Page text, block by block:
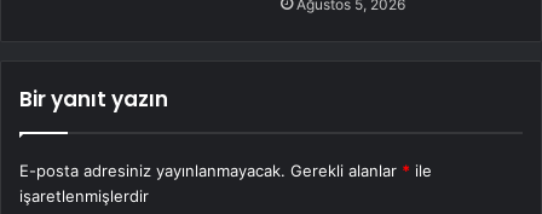
Ağustos 5, 2026
Bir yanıt yazın
E-posta adresiniz yayınlanmayacak. Gerekli alanlar * ile
işaretlenmişlerdir